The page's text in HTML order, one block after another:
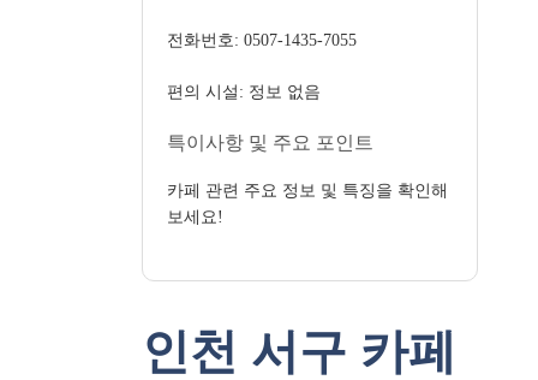
전화번호: 0507-1435-7055
편의 시설: 정보 없음
특이사항 및 주요 포인트
카페 관련 주요 정보 및 특징을 확인해
보세요!
인천 서구 카페